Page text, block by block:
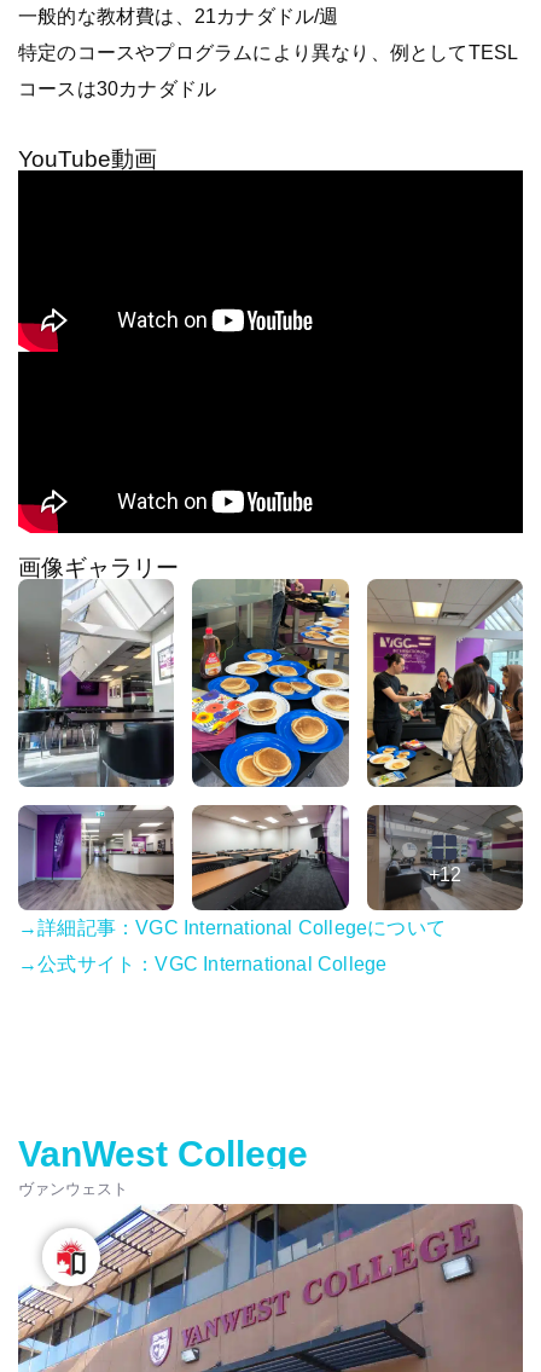
一般的な教材費は、21カナダドル/週
特定のコースやプログラムにより異なり、例としてTESL
コースは30カナダドル
YouTube動画
画像ギャラリー
+12
→詳細記事：VGC International Collegeについて
→公式サイト：VGC International College
VanWest College
ヴァンウェスト